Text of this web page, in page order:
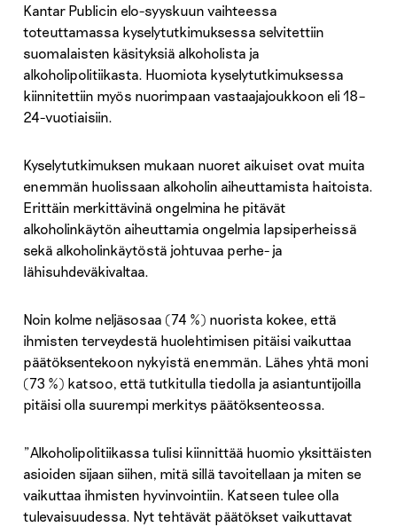
Kantar Publicin elo-syyskuun vaihteessa
toteuttamassa kyselytutkimuksessa selvitettiin
suomalaisten käsityksiä alkoholista ja
alkoholipolitiikasta. Huomiota kyselytutkimuksessa
kiinnitettiin myös nuorimpaan vastaajajoukkoon eli 18–
24-vuotiaisiin.
Kyselytutkimuksen mukaan nuoret aikuiset ovat muita
enemmän huolissaan alkoholin aiheuttamista haitoista.
Erittäin merkittävinä ongelmina he pitävät
alkoholinkäytön aiheuttamia ongelmia lapsiperheissä
sekä alkoholinkäytöstä johtuvaa perhe- ja
lähisuhdeväkivaltaa.
Noin kolme neljäsosaa (74 %) nuorista kokee, että
ihmisten terveydestä huolehtimisen pitäisi vaikuttaa
päätöksentekoon nykyistä enemmän. Lähes yhtä moni
(73 %) katsoo, että tutkitulla tiedolla ja asiantuntijoilla
pitäisi olla suurempi merkitys päätöksenteossa.
”Alkoholipolitiikassa tulisi kiinnittää huomio yksittäisten
asioiden sijaan siihen, mitä sillä tavoitellaan ja miten se
vaikuttaa ihmisten hyvinvointiin. Katseen tulee olla
tulevaisuudessa. Nyt tehtävät päätökset vaikuttavat